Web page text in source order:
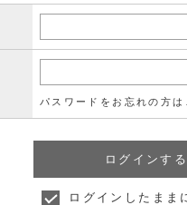
パスワードをお忘れの方は
ログインしたまま